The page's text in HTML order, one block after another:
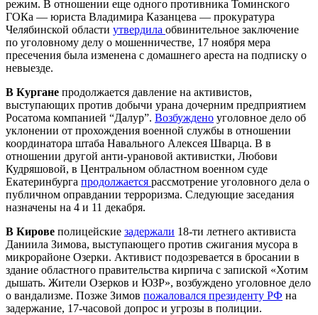
режим. В отношении еще одного противника Томинского
ГОКа — юриста Владимира Казанцева — прокуратура
Челябинской области утвердила обвинительное заключение
по уголовному делу о мошенничестве, 17 ноября мера
пресечения была изменена с домашнего ареста на подписку о
невыезде.
В Кургане продолжается давление на активистов,
выступающих против добычи урана дочерним предприятием
Росатома компанией “Далур”. Возбуждено уголовное дело об
уклонении от прохождения военной службы в отношении
координатора штаба Навального Алексея Шварца. В в
отношении другой анти-урановой активистки, Любови
Кудряшовой, в Центральном областном военном суде
Екатеринбурга продолжается рассмотрение уголовного дела о
публичном оправдании терроризма. Следующие заседания
назначены на 4 и 11 декабря.
В Кирове полицейские задержали 18-ти летнего активиста
Даниила Зимова, выступающего против сжигания мусора в
микрорайоне Озерки. Активист подозревается в бросании в
здание областного правительства кирпича с запиской «Хотим
дышать. Жители Озерков и ЮЗР», возбуждено уголовное дело
о вандализме. Позже Зимов пожаловался президенту РФ на
задержание, 17-часовой допрос и угрозы в полиции.